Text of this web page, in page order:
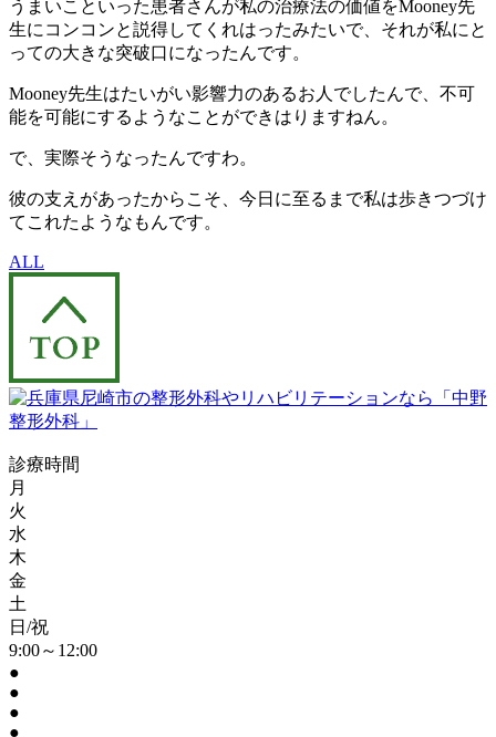
うまいこといった患者さんが私の治療法の価値をMooney先
生にコンコンと説得してくれはったみたいで、それが私にと
っての大きな突破口になったんです。
Mooney先生はたいがい影響力のあるお人でしたんで、不可
能を可能にするようなことができはりますねん。
で、実際そうなったんですわ。
彼の支えがあったからこそ、今日に至るまで私は歩きつづけ
てこれたようなもんです。
ALL
診療時間
月
火
水
木
金
土
日/祝
9:00～12:00
●
●
●
●